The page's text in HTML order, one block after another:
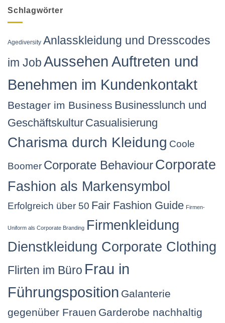
Schlagwörter
Agediversity Anlasskleidung und Dresscodes
im JobAussehen Auftreten und
Benehmen im Kundenkontakt
Bestager im Business Businesslunch und
Geschäftskultur Casualisierung
Charisma durch Kleidung Coole
Boomer Corporate BehaviourCorporate
Fashion als Markensymbol
Erfolgreich über 50 Fair Fashion Guide Firmen-
Uniform als Corporate Branding Firmenkleidung
Dienstkleidung Corporate Clothing
Flirten im Büro Frau in
Führungsposition Galanterie
gegenüber Frauen Garderobe nachhaltig